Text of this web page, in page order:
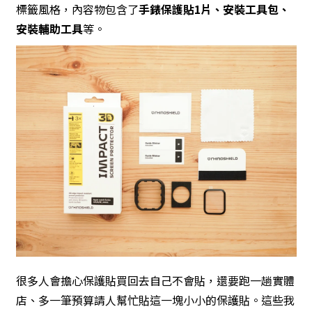
標籤風格，內容物包含了手錶保護貼1片、安裝工具包、
安裝輔助工具等。
很多人會擔心保護貼買回去自己不會貼，還要跑一趟實體
店、多一筆預算請人幫忙貼這一塊小小的保護貼。這些我